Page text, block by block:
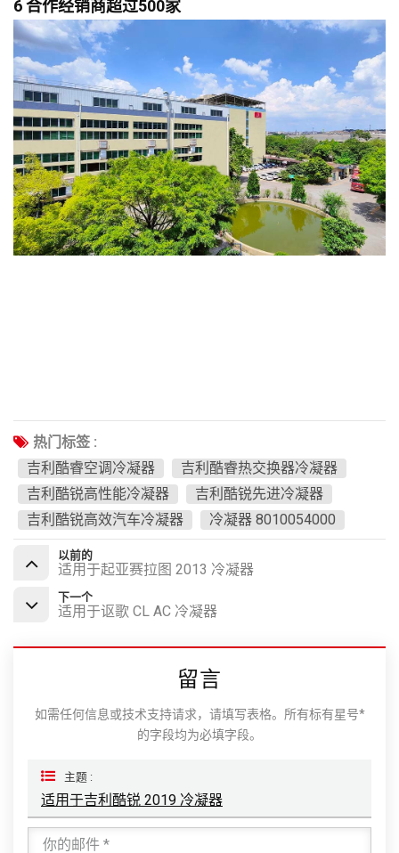
6 合作经销商超过500家
热门标签 :
吉利酷睿空调冷凝器
吉利酷睿热交换器冷凝器
吉利酷锐高性能冷凝器
吉利酷锐先进冷凝器
吉利酷锐高效汽车冷凝器
冷凝器 8010054000
以前的
适用于起亚赛拉图 2013 冷凝器
下一个
适用于讴歌 CL AC 冷凝器
留言
如需任何信息或技术支持请求，请填写表格。所有标有星号*
的字段均为必填字段。
主题 :
适用于吉利酷锐 2019 冷凝器